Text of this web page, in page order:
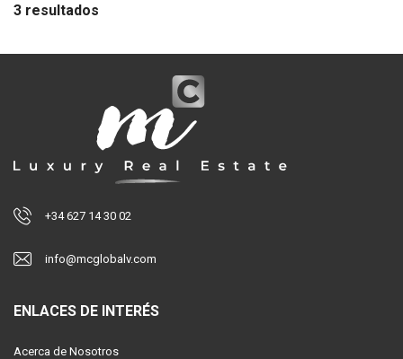
3 resultados
+34 627 14 30 02
info@mcglobalv.com
ENLACES DE INTERÉS
Acerca de Nosotros